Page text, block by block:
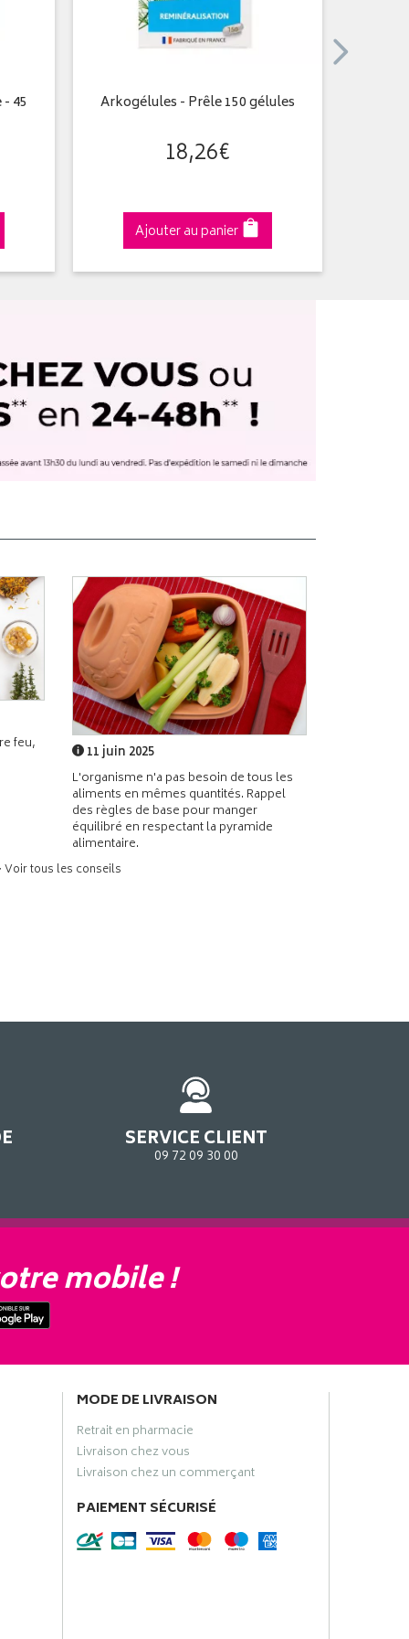
45 Arkogélules - Prêle 150 gélules
18,26€
Ajouter au panier
feu,
11 juin 2025
L'organisme n'a pas besoin de tous les
aliments en mêmes quantités. Rappel
des règles de base pour manger
équilibré en respectant la pyramide
alimentaire.
Voir tous les conseils
SERVICE CLIENT
09 72 09 30 00
mobile !
MODE DE LIVRAISON
Retrait en pharmacie
Livraison chez vous
Livraison chez un commerçant
PAIEMENT SÉCURISÉ